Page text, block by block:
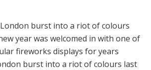
burst into a riot of colours last